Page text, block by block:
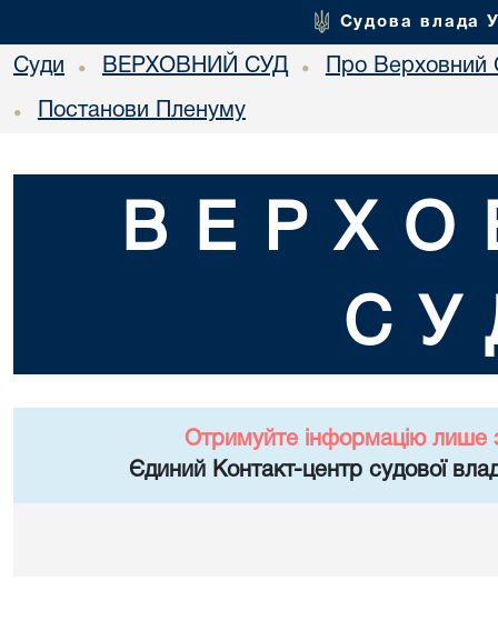
Судова влада
Суди • ВЕРХОВНИЙ СУД • Про Верховний
• Постанови Пленуму
Отримуйте інформацію лише
Єдиний Контакт-центр судової